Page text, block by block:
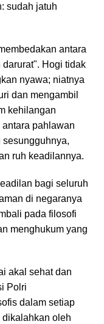
sudah jatuh
antara
Hogi tidak
nyawa; niatnya
dan mengambil
kehilangan
pahlawan
ruh keadilannya.
bagi seluruh
di negaranya
pada filosofi
menghukum yang
akal sehat dan
Polri
dalam setiap
dikalahkan oleh